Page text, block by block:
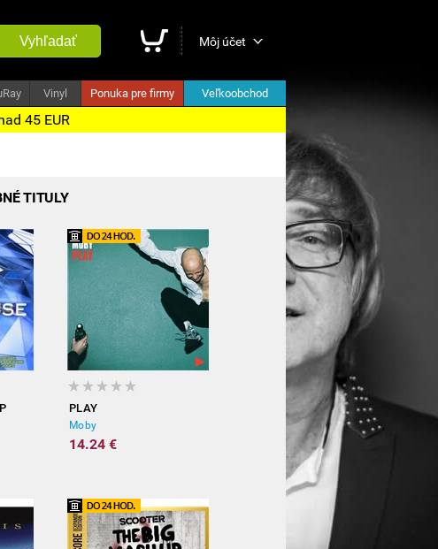
Vyhľadať Môj účet
Vinyl Ponuka pre firmy Veľkoobchod
45 EUR
TITULY
PLAY
Moby
14.24 €